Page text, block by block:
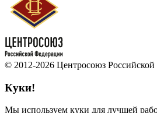
© 2012-2026 Центросоюз
Куки!
Мы используем куки для лучшей